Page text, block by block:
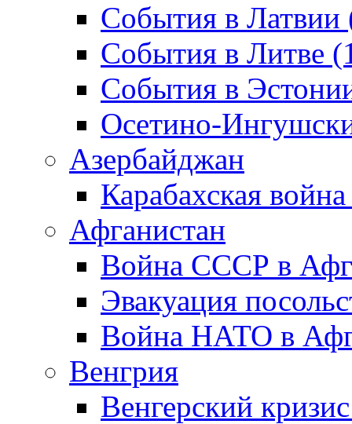
События в Латвии
События в Литве
События в
Осетино-
Азербайджан
Карабахская
Афганистан
Война СССР в
Эвакуация
Война НАТО в
Венгрия
Венгерский